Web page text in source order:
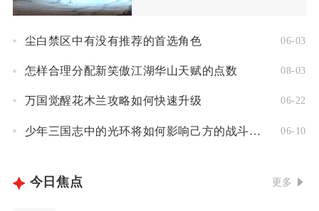
尘白禁区中有没有推荐的首选角色 06-03
怎样合理分配新笑傲江湖华山天赋的点数 08-03
万国觉醒花木兰攻略如何快速升级 06-22
少年三国志中的光环将如何影响己方的战斗技巧 06-10
今日焦点 更多